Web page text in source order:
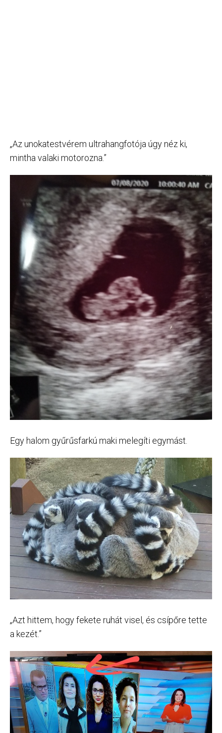
„Az unokatestvérem ultrahangfotója úgy néz ki,
mintha valaki motorozna.”
Egy halom gyűrűsfarkú maki melegíti egymást.
„Azt hittem, hogy fekete ruhát visel, és csípőre tette
a kezét.”